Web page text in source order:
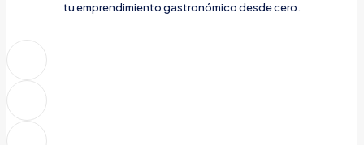
tu emprendimiento gastronómico desde cero.